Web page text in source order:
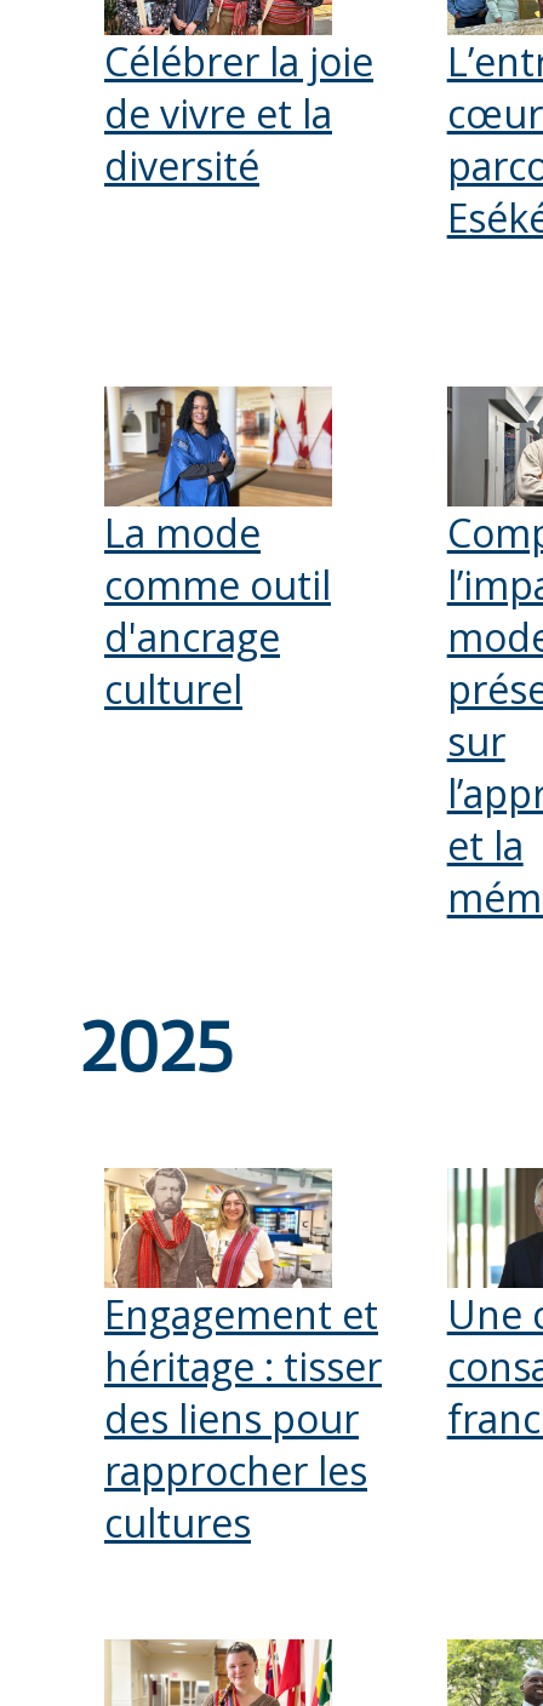
Célébrer la joie
de vivre et la
diversité
La mode
comme outil
d'ancrage
culturel
sur
et la
2025
Engagement et
héritage : tisser
des liens pour
rapprocher les
cultures
Une